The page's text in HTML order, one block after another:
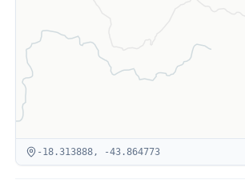
-18.313888, -43.864773